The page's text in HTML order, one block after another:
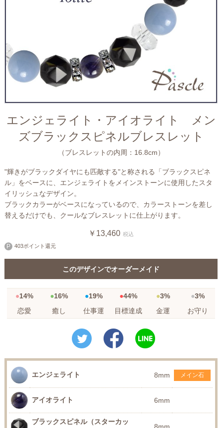
エンジェライト・アイオライト メン
ズブラックスピネルブレスレット
（ブレスレットの内周：16.8cm）
"輝きがブラックダイヤにも匹敵する"と称される「ブラックスピネ
ル」をベースに、エンジェライトをメインストーンに使用したスタ
イリッシュなデザイン。
ブラックカラーがベースになっているので、カラーストーンを差し
替えるだけでも、クールなブレスレットに仕上がります。
￥13,460 税込
403ポイント還元
このデザインでオーダーメイド
14% 16% 19% 44% 3%
3%
恋愛
癒し 仕事運 目標達成 金運 お守り
エンジェライト 8mm メイン石
アイオライト 6mm
ブラックスピネル（スターカッ